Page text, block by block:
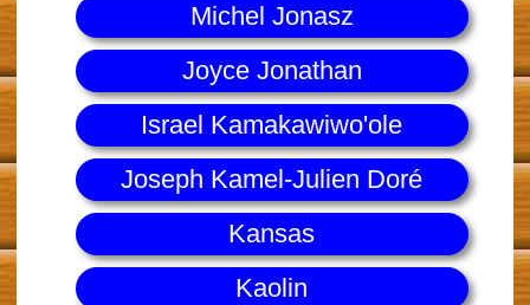
Michel Jonasz
Joyce Jonathan
Israel Kamakawiwo'ole
Joseph Kamel-Julien Doré
Kansas
Kaolin